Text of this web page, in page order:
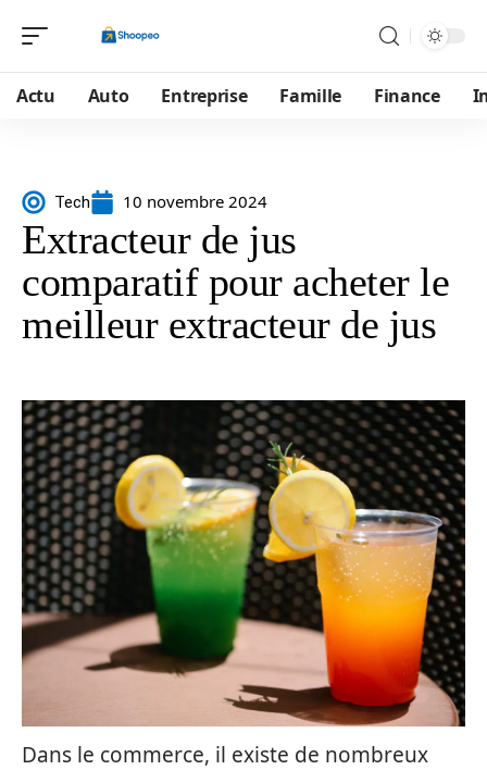
Actu Auto Entreprise Famille Finance
Tech 10 novembre 2024
Extracteur de jus
comparatif pour acheter le
meilleur extracteur de jus
Dans le commerce, il existe de nombreux